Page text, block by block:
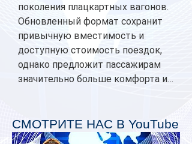
поколения плацкартных вагонов.
Обновленный формат сохранит
привычную вместимость и
доступную стоимость поездок,
однако предложит пассажирам
значительно больше комфорта и
планируется начать в 2027 году.
Одним из главных нововведений
СМОТРИТЕ НАС В YouTube